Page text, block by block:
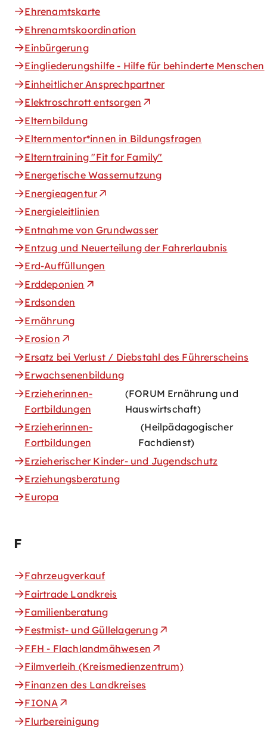
Ehrenamtskarte
Ehrenamtskoordination
Einbürgerung
Eingliederungshilfe - Hilfe für behinderte Menschen
Einheitlicher Ansprechpartner
Elektroschrott entsorgen
Elternbildung
Elternmentor*innen in Bildungsfragen
Elterntraining "Fit for Family"
Energetische Wassernutzung
Energieagentur
Energieleitlinien
Entnahme von Grundwasser
Entzug und Neuerteilung der Fahrerlaubnis
Erd-Auffüllungen
Erddeponien
Erdsonden
Ernährung
Erosion
Ersatz bei Verlust / Diebstahl des Führerscheins
Erwachsenenbildung
Erzieherinnen-
Fortbildungen
(FORUM Ernährung und
Hauswirtschaft)
Erzieherinnen-
Fortbildungen
(Heilpädagogischer
Fachdienst)
Erzieherischer Kinder- und Jugendschutz
Erziehungsberatung
Europa
F
Fahrzeugverkauf
Fairtrade Landkreis
Familienberatung
Festmist- und Güllelagerung
FFH - Flachlandmähwesen
Filmverleih (Kreismedienzentrum)
Finanzen des Landkreises
FIONA
Flurbereinigung